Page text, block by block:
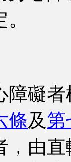
障礙
條及第
，由